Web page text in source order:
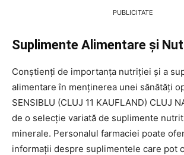
PUBLICITATE
Suplimente Alimentare și
Conștienți de importanța nutriției și a
alimentare în menținerea unei sănătăți
SENSIBLU (CLUJ 11 KAUFLAND) CLUJ
de o selecție variată de suplimente
minerale. Personalul farmaciei poate
informații despre suplimentele care pot